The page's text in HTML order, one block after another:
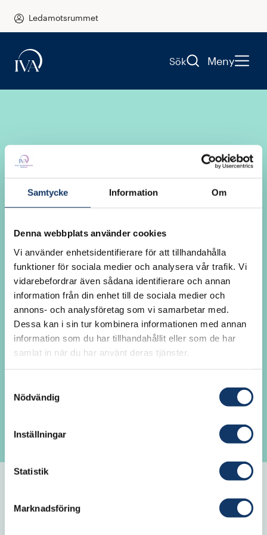
Samtycke Information Om
Denna webbplats använder cookies
Vi använder enhetsidentifierare för att tillhandahålla
funktioner för sociala medier och analysera vår trafik. Vi
vidarebefordrar även sådana identifierare och annan
information från din enhet till de sociala medier och
annons- och analysföretag som vi samarbetar med.
Dessa kan i sin tur kombinera informationen med annan
information som du har tillhandahållit eller som de har
samlat in när du har använt deras tjänster.
Nödvändig
Inställningar
Statistik
Marknadsföring
Ledamotsrummet
Sök Meny
Logga in i
Ledamotsrummet
Här kan du som är IVA-ledamot logga in
för att ta del av akademiövergripande
information, avdelningsnyheter och
kontaktuppgifter till andra ledamöter. Du
kan också se och lämna förslag på inval av
in? Fungerar det inte att logga in? Klicka
på Glömt lösenord för att generera ett nytt
lösenord.